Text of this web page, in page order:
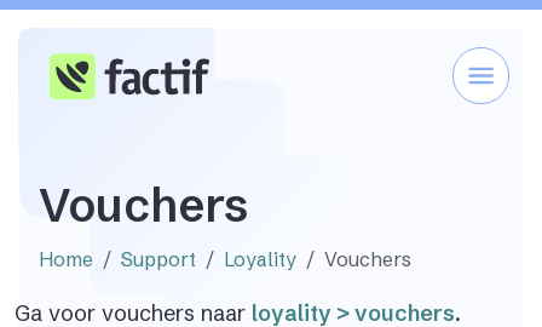
Vouchers
Home Support Loyality Vouchers
Ga voor vouchers naar loyality > vouchers.